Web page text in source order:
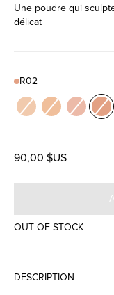
Une poudre qui
délicat
Color
R02
N01
Product variant out
N02
ProductR01 R02
90,00 $US
OUT OF STOCK
DESCRIPTION